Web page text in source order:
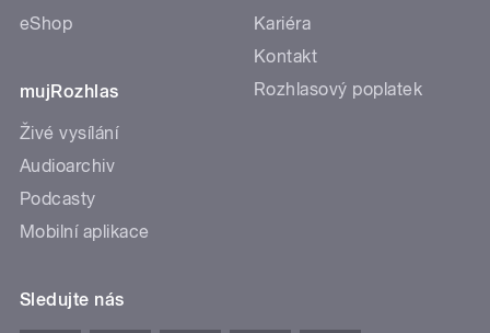
eShop
mujRozhlas
Živé vysílání
Audioarchiv
Podcasty
Mobilní aplikace
Kariéra
Kontakt
Rozhlasový poplatek
Sledujte nás